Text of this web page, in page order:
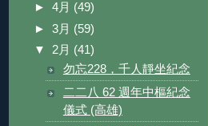
► 4月 (49)
► 3月 (59)
▼ 2月 (41)
勿忘228，千人靜坐紀念
二二八 62 週年中樞紀念
儀式 (高雄)